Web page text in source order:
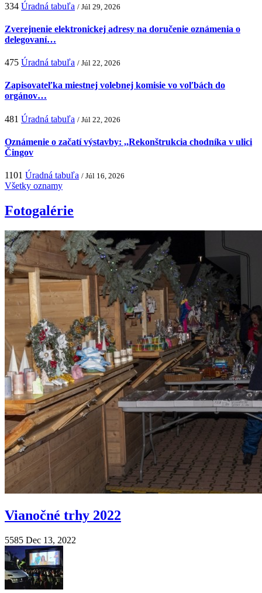
334 Úradná tabuľa / Júl 29, 2026
Zverejnenie elektronickej adresy na doručenie oznámenia o
delegovaní…
475 Úradná tabuľa / Júl 22, 2026
Zapisovateľka miestnej volebnej komisie vo voľbách do
orgánov…
481 Úradná tabuľa / Júl 22, 2026
Oznámenie o začatí výstavby: ,,Rekonštrukcia chodníka v ulici
Čingov
1101 Úradná tabuľa / Júl 16, 2026
Všetky oznamy
Fotogalérie
Vianočné trhy 2022
5585 Dec 13, 2022